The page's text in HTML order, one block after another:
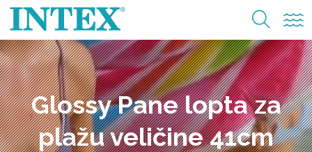
Glossy Pane lopta za
plažu veličine 41cm